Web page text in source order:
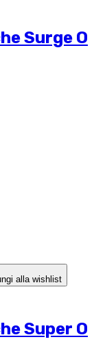
Surge O
alla wishlist
Super O